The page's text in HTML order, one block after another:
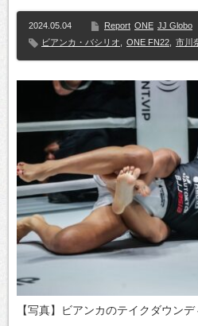
2024.05.04 Report ONE JJ Globo
ビアンカ・バシリオ
ONE FN22 市川
【写真】ビアンカのテイクダウン